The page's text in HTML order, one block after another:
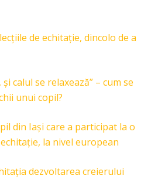
de echitație, dincolo de a
calul se relaxează” – cum se
unui copil?
din Iași care a participat la o
la nivel european
dezvoltarea creierului